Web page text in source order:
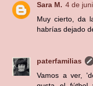
Sara M. 4 de
Muy cierto, da
habrías dejado
paterfamilias
Vamos a ver,